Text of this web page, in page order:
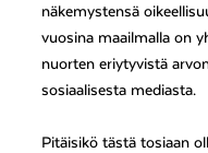
näkemystensä
vuosina maailmalla on
nuorten eriytyvistä
sosiaalisesta mediasta.
Pitäisikö tästä tosiaan